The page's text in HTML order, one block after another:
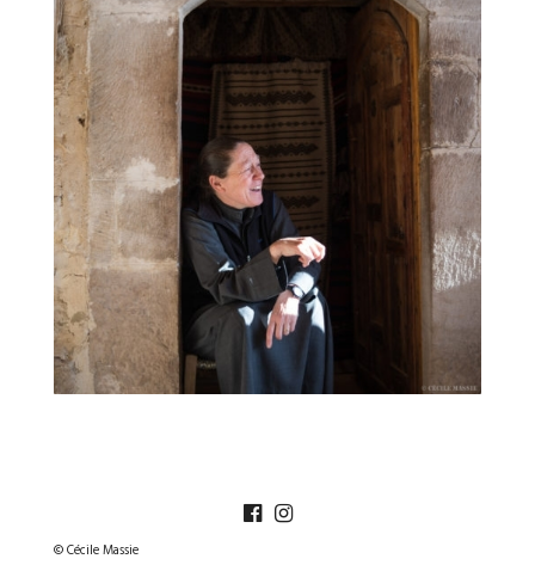
© Cécile Massie